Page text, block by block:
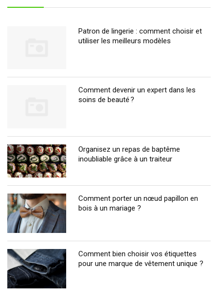
Patron de lingerie : comment choisir et
utiliser les meilleurs modèles
Comment devenir un expert dans les
soins de beauté ?
Organisez un repas de baptême
inoubliable grâce à un traiteur
Comment porter un nœud papillon en
bois à un mariage ?
Comment bien choisir vos étiquettes
pour une marque de vêtement unique ?